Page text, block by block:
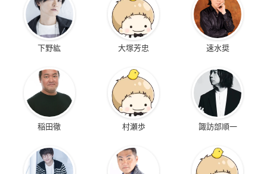
下野紘 大塚芳忠 速水奨
稲田徹 村瀬歩 諏訪部順一